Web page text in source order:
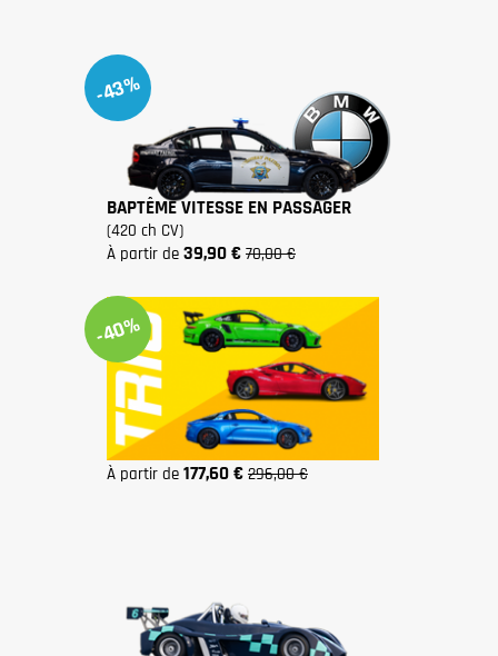
BAPTÊME VITESSE EN PASSAGER
(420 ch CV)
à partir de 39,90 € 70,00 €
-43%
STAGE DE PILOTAGE TRIO
à partir de 177,60 € 296,00 €
-40%